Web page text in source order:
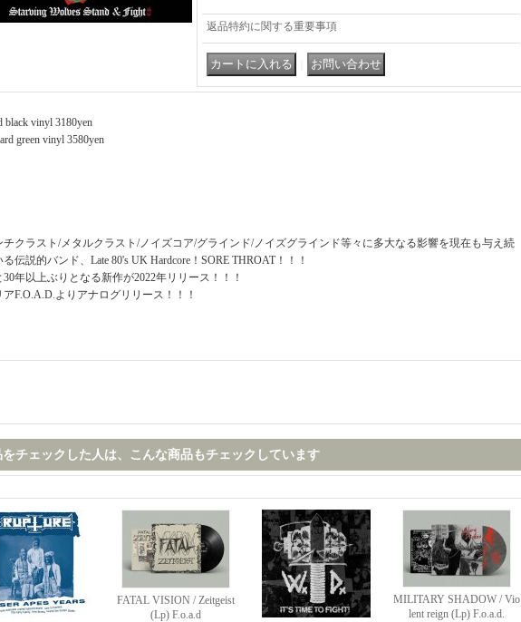
返品特約に関する重要事項
black vinyl 3180yen
green vinyl 3580yen
チクラスト/メタルクラスト/ノイズコア/グラインド/ノイズグラインド等々に多大なる影響を現在も与え続
る伝説的バンド、Late 80's UK Hardcore！SORE THROAT！！！
30年以上ぶりとなる新作が2022年リリース！！！
アF.O.A.D.よりアナログリリース！！！
をチェックした人は、こんな商品もチェックしています
FATAL VISION / Zeitgeist
(Lp) F.o.a.d
MILITARY SHADOW / Vio
lent reign (Lp) F.o.a.d.